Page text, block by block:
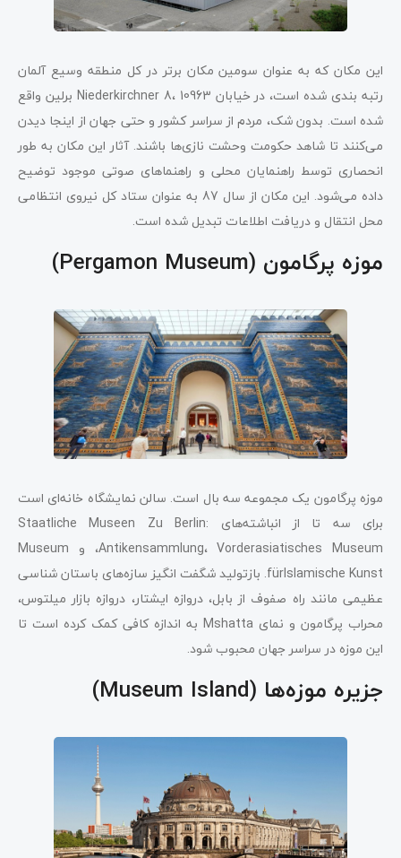
این مکان که به عنوان سومین مکان برتر در کل منطقه وسیع آلمان
رتبه بندی شده است، در خیابان Niederkirchner 8، 10963 برلین واقع
شده است. بدون شک، مردم از سراسر کشور و حتی جهان از اینجا دیدن
می‌کنند تا شاهد حکومت وحشت نازی‌ها باشند. آثار این مکان به طور
انحصاری توسط راهنمایان محلی و راهنماهای صوتی موجود توضیح
داده می‌شود. این مکان از سال 87 به عنوان ستاد کل نیروی انتظامی
محل انتقال و دریافت اطلاعات تبدیل شده است.
موزه پرگامون (Pergamon Museum)
موزه پرگامون یک مجموعه سه بال است. سالن نمایشگاه خانه‌ای است
برای سه تا از انباشته‌های Staatliche Museen Zu Berlin:
Antikensammlung، Vorderasiatisches Museum، و Museum
fürIslamische Kunst. بازتولید شگفت ‌انگیز سازه‌های باستان ‌شناسی
عظیمی مانند راه صفوف از بابل، دروازه ایشتار، دروازه بازار میلتوس،
محراب پرگامون و نمای Mshatta به اندازه کافی کمک کرده است تا
این موزه در سراسر جهان محبوب شود.
جزیره موزه‌ها (Museum Island)